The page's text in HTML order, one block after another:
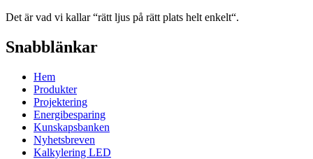
Det är vad vi kallar “rätt ljus på rätt plats helt enkelt“.
Snabblänkar
Hem
Produkter
Projektering
Energibesparing
Kunskapsbanken
Nyhetsbreven
Kalkylering LED